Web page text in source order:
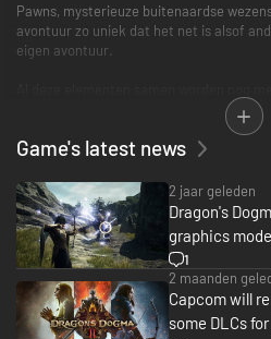
Pawns, mysterieuze buitenaardse
avontuur zo uniek dat het net is alsof
eigen avontuur.
technologie, kunstmatige intelligentie
op het gebied van graphics voor een
Dragon's Dogma 2.
*Raytracing wordt niet ondersteund op
©CAPCOM
DRAGON'S DOGMA is a trademark and/
CAPCOM CO., LTD. and/or its
countries.
Game's latest news
2 jaar geleden
Dragon's
graphics
1
2 maanden
Capcom will
some DLCs